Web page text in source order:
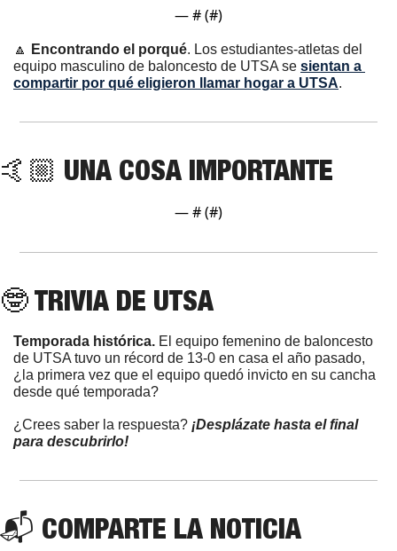
— # (#)
🔼 Encontrando el porqué. Los estudiantes-atletas del
equipo masculino de baloncesto de UTSA se sientan a
compartir por qué eligieron llamar hogar a UTSA.
🤙🏼 UNA COSA IMPORTANTE
— # (#)
🤓 TRIVIA DE UTSA
Temporada histórica. El equipo femenino de baloncesto
de UTSA tuvo un récord de 13-0 en casa el año pasado,
¿la primera vez que el equipo quedó invicto en su cancha
desde qué temporada?
¿Crees saber la respuesta? ¡Desplázate hasta el final
para descubrirlo!
📬 COMPARTE LA NOTICIA